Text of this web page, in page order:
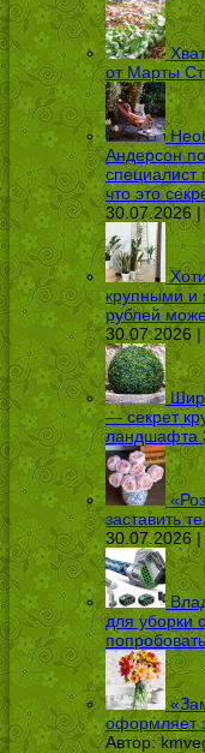
от Марты
Андерсон
специалист
что это
30.07.2026
крупными и
рублей
30.07.2026 |
— секрет
ландшафта
заставить
30.07.2026
для уборки
оформляет
Автор: